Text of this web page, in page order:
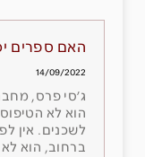
האם ספרים
14/09/2022
ג׳סי פרס,
הוא לא
לשכנים. אין
ברחוב, הוא לא